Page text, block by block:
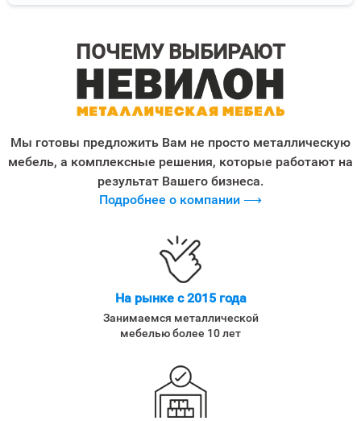
ПОЧЕМУ ВЫБИРАЮТ
Мы готовы предложить Вам не просто металлическую
мебель, а комплексные решения, которые работают на
результат Вашего бизнеса.
Подробнее о компании ⟶
На рынке с 2015 года
Занимаемся металлической
мебелью более 10 лет